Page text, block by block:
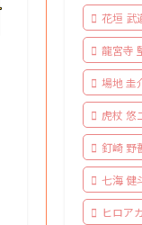
花垣 武
龍宮寺
場地 圭
虎杖 悠
釘崎 野
七海 健
ヒロアカ